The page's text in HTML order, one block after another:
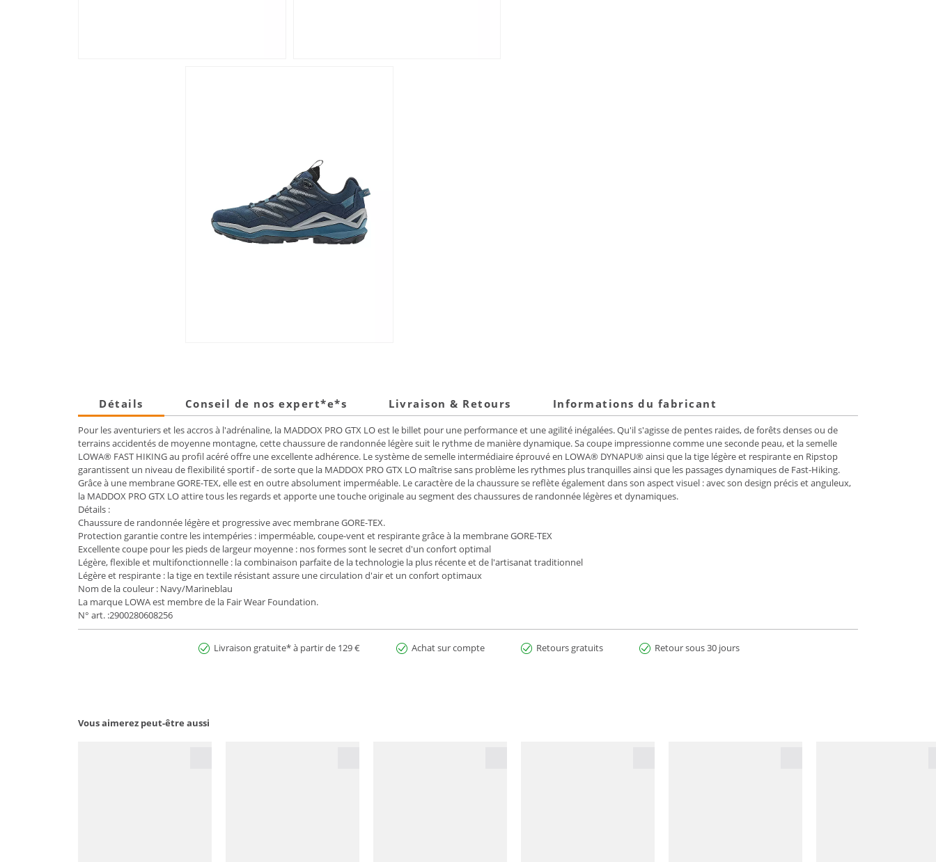
Détails Conseil de nos expert*e*s Livraison & Retours Informations du fabricant
Pour les aventuriers et les accros à l'adrénaline, la MADDOX PRO GTX LO est le billet pour une performance et une agilité inégalées. Qu'il s'agisse de pentes raides, de forêts denses ou de
terrains accidentés de moyenne montagne, cette chaussure de randonnée légère suit le rythme de manière dynamique. Sa coupe impressionne comme une seconde peau, et la semelle
LOWA® FAST HIKING au profil acéré offre une excellente adhérence. Le système de semelle intermédiaire éprouvé en LOWA® DYNAPU® ainsi que la tige légère et respirante en Ripstop
garantissent un niveau de flexibilité sportif - de sorte que la MADDOX PRO GTX LO maîtrise sans problème les rythmes plus tranquilles ainsi que les passages dynamiques de Fast-Hiking.
Grâce à une membrane GORE-TEX, elle est en outre absolument imperméable. Le caractère de la chaussure se reflète également dans son aspect visuel : avec son design précis et anguleux,
la MADDOX PRO GTX LO attire tous les regards et apporte une touche originale au segment des chaussures de randonnée légères et dynamiques.
Détails :
Chaussure de randonnée légère et progressive avec membrane GORE-TEX.
Protection garantie contre les intempéries : imperméable, coupe-vent et respirante grâce à la membrane GORE-TEX
Excellente coupe pour les pieds de largeur moyenne : nos formes sont le secret d'un confort optimal
Légère, flexible et multifonctionnelle : la combinaison parfaite de la technologie la plus récente et de l'artisanat traditionnel
Légère et respirante : la tige en textile résistant assure une circulation d'air et un confort optimaux
Nom de la couleur : Navy/Marineblau
La marque LOWA est membre de la Fair Wear Foundation.
N° art. :2900280608256
Livraison gratuite* à partir de 129 € Achat sur compte Retours gratuits Retour sous 30 jours
Vous aimerez peut-être aussi